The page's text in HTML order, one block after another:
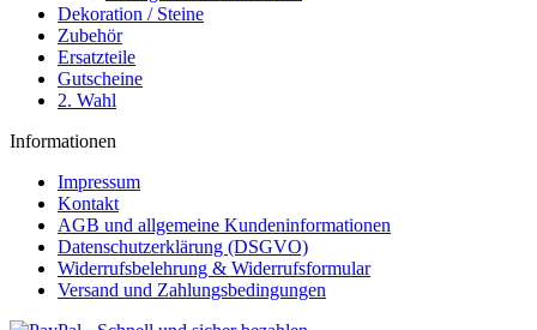
Dekoration / Steine
Zubehör
Ersatzteile
Gutscheine
2. Wahl
Informationen
Impressum
Kontakt
AGB und allgemeine Kundeninformationen
Datenschutzerklärung (DSGVO)
Widerrufsbelehrung & Widerrufsformular
Versand und Zahlungsbedingungen